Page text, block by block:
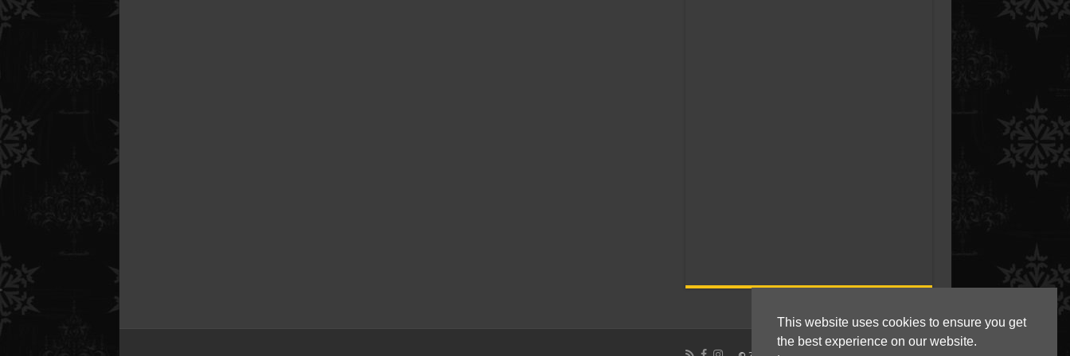
This website uses cookies to ensure you get
the best experience on our website.